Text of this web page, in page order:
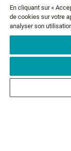
A PROPOS
MENTIONS
SUIVEZ-
En cliquant sur «
de cookies sur votre
analyser son